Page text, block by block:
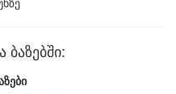
ბაზებში: